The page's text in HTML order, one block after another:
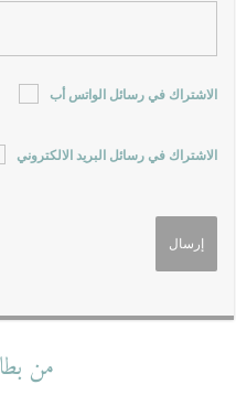
الاشتراك في رسائل الواتس أب
الاشتراك في رسائل البريد الالكتروني
من